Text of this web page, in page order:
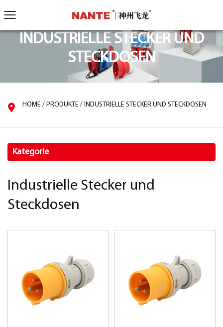
INDUSTRIELLE STECKER UND
STECKDOSEN
HOME / PRODUKTE / INDUSTRIELLE STECKER UND STECKDOSEN
Kategorie
Industrielle Stecker und
Steckdosen